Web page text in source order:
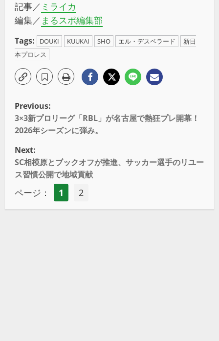
記事／ ミライカ
編集／ まるスポ編集部
Tags: DOUKI KUUKAI SHO エル・デスペラード
新日
本プロレス
Previous:
3×3新プロリーグ「RBL」が名古屋で熱狂プレ開幕！
2026年シーズンに弾み。
Next:
SC相模原とブックオフが推進、サッカー選手のリユー
ス習慣公開で地域貢献
ページ： 1 2